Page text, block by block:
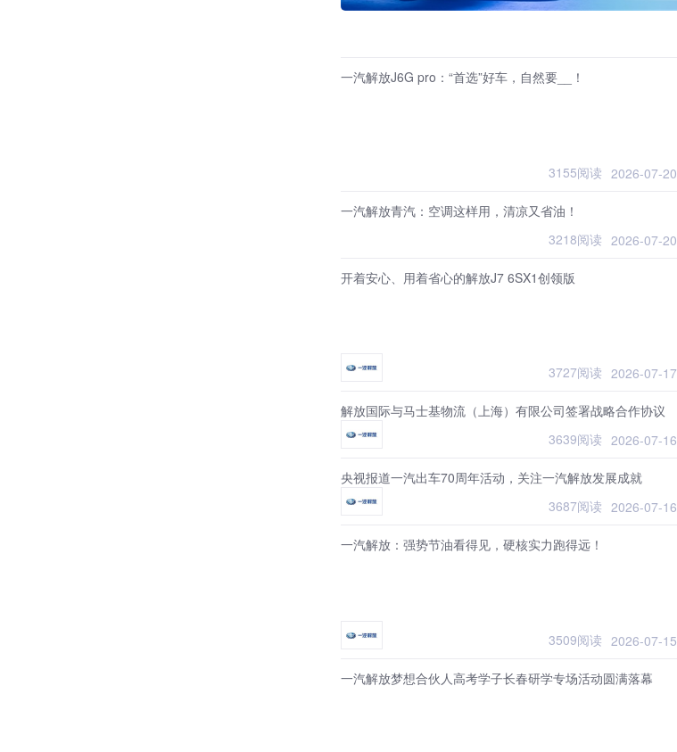
一汽解放J6G pro：“首选”好车，自然要__！
3155阅读 2026-07-20
一汽解放青汽：空调这样用，清凉又省油！
3218阅读 2026-07-20
开着安心、用着省心的解放J7 6SX1创领版
3727阅读 2026-07-17
解放国际与马士基物流（上海）有限公司签署战略合作协议
3639阅读 2026-07-16
央视报道一汽出车70周年活动，关注一汽解放发展成就
3687阅读 2026-07-16
一汽解放：强势节油看得见，硬核实力跑得远！
3509阅读 2026-07-15
一汽解放梦想合伙人高考学子长春研学专场活动圆满落幕